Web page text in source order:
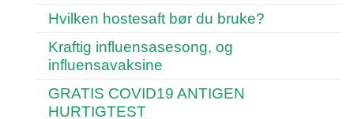
Hvilken hostesaft bør du bruke?
Kraftig influensasesong, og
influensavaksine
GRATIS COVID19 ANTIGEN
HURTIGTEST